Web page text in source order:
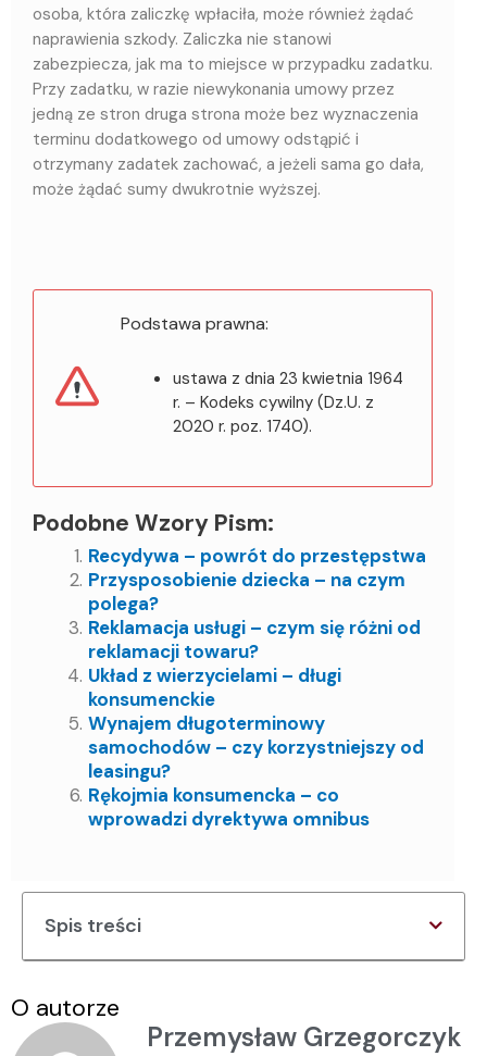
osoba, która zaliczkę wpłaciła, może również żądać
naprawienia szkody. Zaliczka nie stanowi
zabezpiecza, jak ma to miejsce w przypadku zadatku.
Przy zadatku, w razie niewykonania umowy przez
jedną ze stron druga strona może bez wyznaczenia
terminu dodatkowego od umowy odstąpić i
otrzymany zadatek zachować, a jeżeli sama go dała,
może żądać sumy dwukrotnie wyższej.
Podstawa prawna:
ustawa z dnia 23 kwietnia 1964
r. – Kodeks cywilny (Dz.U. z
2020 r. poz. 1740).
Podobne Wzory Pism:
Recydywa – powrót do przestępstwa
Przysposobienie dziecka – na czym
polega?
Reklamacja usługi – czym się różni od
reklamacji towaru?
Układ z wierzycielami – długi
konsumenckie
Wynajem długoterminowy
samochodów – czy korzystniejszy od
leasingu?
Rękojmia konsumencka – co
wprowadzi dyrektywa omnibus
Spis treści
O autorze
Przemysław Grzegorczyk